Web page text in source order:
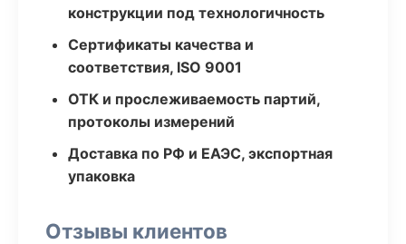
конструкции под технологичность
Сертификаты качества и
соответствия, ISO 9001
ОТК и прослеживаемость партий,
протоколы измерений
Доставка по РФ и ЕАЭС, экспортная
упаковка
Отзывы клиентов